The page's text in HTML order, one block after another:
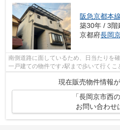
阪急京都本線
築30年 / 3階
京都府長岡
南側道路に面しているため、日当たりを
一戸建ての物件です♪駅まで歩いて行くこ
す♪ご希望に沿った一戸建てをご紹介い...
現在販売物件情報
「長岡京市西
お問い合わせ